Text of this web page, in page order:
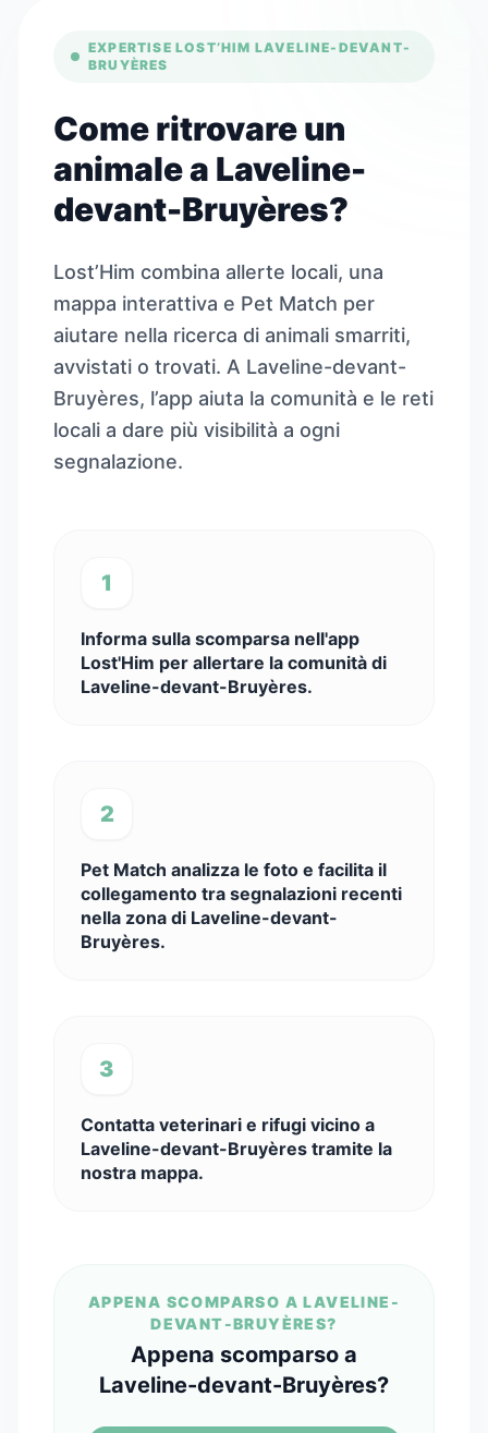
EXPERTISE LOST’HIM LAVELINE-DEVANT-
BRUYÈRES
Come ritrovare un
animale a Laveline-
devant-Bruyères?
Lost’Him combina allerte locali, una
mappa interattiva e Pet Match per
aiutare nella ricerca di animali smarriti,
avvistati o trovati. A Laveline-devant-
Bruyères, l’app aiuta la comunità e le reti
locali a dare più visibilità a ogni
segnalazione.
1
Informa sulla scomparsa nell'app
Lost'Him per allertare la comunità di
Laveline-devant-Bruyères.
2
Pet Match analizza le foto e facilita il
collegamento tra segnalazioni recenti
nella zona di Laveline-devant-
Bruyères.
3
Contatta veterinari e rifugi vicino a
Laveline-devant-Bruyères tramite la
nostra mappa.
APPENA SCOMPARSO A LAVELINE-
DEVANT-BRUYÈRES?
Appena scomparso a
Laveline-devant-Bruyères?